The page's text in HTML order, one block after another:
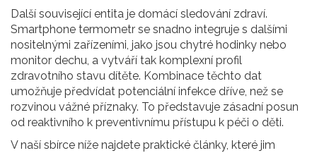
Další související entita je domácí sledování zdraví.
Smartphone termometr se snadno integruje s dalšími
nositelnými zařízeními, jako jsou chytré hodinky nebo
monitor dechu, a vytváří tak komplexní profil
zdravotního stavu dítěte. Kombinace těchto dat
umožňuje předvídat potenciální infekce dříve, než se
rozvinou vážné příznaky. To představuje zásadní posun
od reaktivního k preventivnímu přístupu k péči o děti.
V naší sbírce níže najdete praktické články, které jim